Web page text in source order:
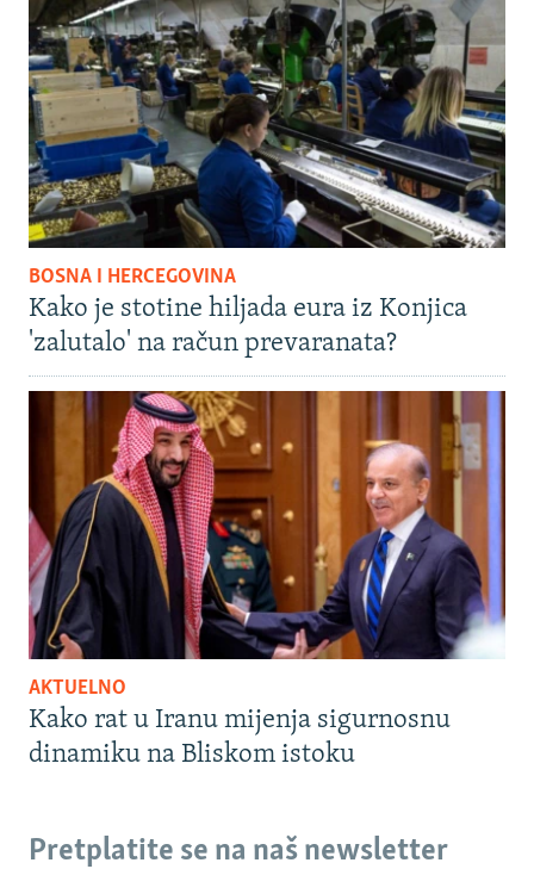
BOSNA I HERCEGOVINA
Kako je stotine hiljada eura iz Konjica
'zalutalo' na račun prevaranata?
AKTUELNO
Kako rat u Iranu mijenja sigurnosnu
dinamiku na Bliskom istoku
Pretplatite se na naš newsletter